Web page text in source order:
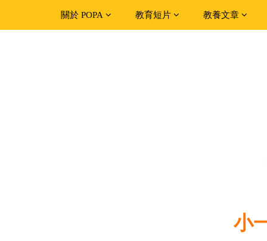
關於 POPA 教育短片 教養文章
小